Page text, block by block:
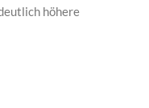
höhere